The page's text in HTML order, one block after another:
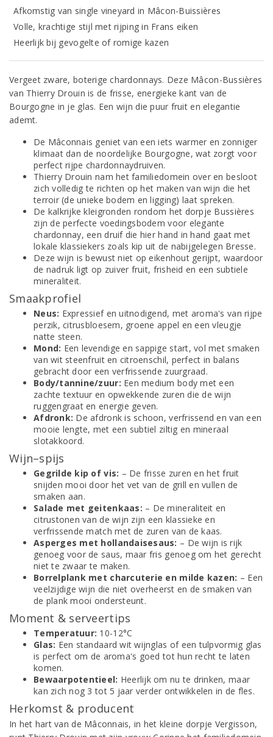
Afkomstig van single vineyard in Mâcon-Buissières
Volle, krachtige stijl met rijping in Frans eiken
Heerlijk bij gevogelte of romige kazen
Vergeet zware, boterige chardonnays. Deze Mâcon-Bussières
van Thierry Drouin is de frisse, energieke kant van de
Bourgogne in je glas. Een wijn die puur fruit en elegantie
ademt.
De Mâconnais geniet van een iets warmer en zonniger
klimaat dan de noordelijke Bourgogne, wat zorgt voor
perfect rijpe chardonnaydruiven.
Thierry Drouin nam het familiedomein over en besloot
zich volledig te richten op het maken van wijn die het
terroir (de unieke bodem en ligging) laat spreken.
De kalkrijke kleigronden rondom het dorpje Bussières
zijn de perfecte voedingsbodem voor elegante
chardonnay, een druif die hier hand in hand gaat met
lokale klassiekers zoals kip uit de nabijgelegen Bresse.
Deze wijn is bewust niet op eikenhout gerijpt, waardoor
de nadruk ligt op zuiver fruit, frisheid en een subtiele
mineraliteit.
Smaakprofiel
Neus: Expressief en uitnodigend, met aroma's van rijpe
perzik, citrusbloesem, groene appel en een vleugje
natte steen.
Mond: Een levendige en sappige start, vol met smaken
van wit steenfruit en citroenschil, perfect in balans
gebracht door een verfrissende zuurgraad.
Body/tannine/zuur: Een medium body met een
zachte textuur en opwekkende zuren die de wijn
ruggengraat en energie geven.
Afdronk: De afdronk is schoon, verfrissend en van een
mooie lengte, met een subtiel ziltig en mineraal
slotakkoord.
Wijn–spijs
Gegrilde kip of vis: – De frisse zuren en het fruit
snijden mooi door het vet van de grill en vullen de
smaken aan.
Salade met geitenkaas: – De mineraliteit en
citrustonen van de wijn zijn een klassieke en
verfrissende match met de zuren van de kaas.
Asperges met hollandaisesaus: – De wijn is rijk
genoeg voor de saus, maar fris genoeg om het gerecht
niet te zwaar te maken.
Borrelplank met charcuterie en milde kazen: – Een
veelzijdige wijn die niet overheerst en de smaken van
de plank mooi ondersteunt.
Moment & serveertips
Temperatuur: 10-12°C
Glas: Een standaard wit wijnglas of een tulpvormig glas
is perfect om de aroma's goed tot hun recht te laten
komen.
Bewaarpotentieel: Heerlijk om nu te drinken, maar
kan zich nog 3 tot 5 jaar verder ontwikkelen in de fles.
Herkomst & producent
In het hart van de Mâconnais, in het kleine dorpje Vergisson,